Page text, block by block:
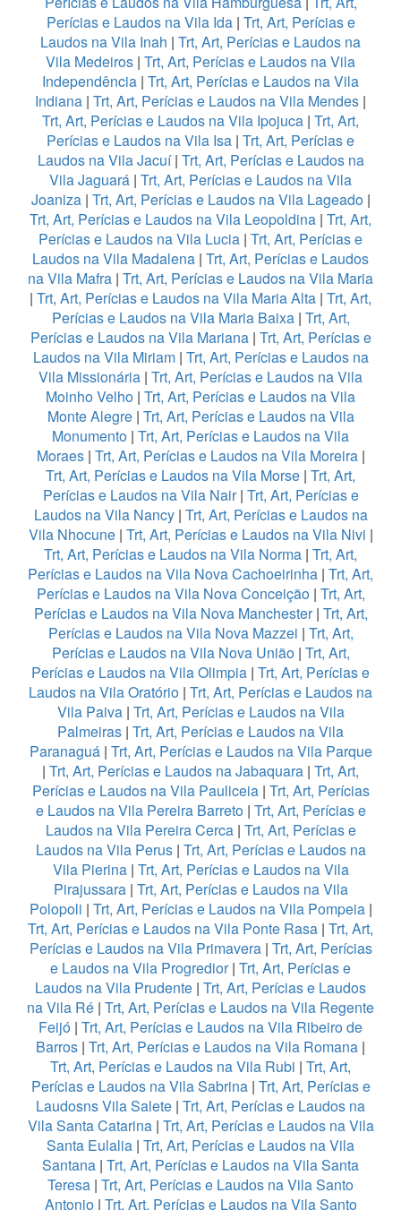
Perícias e Laudos na Vila Ida| Trt, Art, Perícias e
Laudos na Vila Inah | Trt, Art, Perícias e Laudos na
Vila Medeiros | Trt, Art, Perícias e Laudos na Vila
Independência | Trt, Art, Perícias e Laudos na Vila
Indiana | Trt, Art, Perícias e Laudos na Vila Mendes |
Trt, Art, Perícias e Laudos na Vila Ipojuca | Trt, Art,
Perícias e Laudos na Vila Isa | Trt, Art, Perícias e
Laudos na Vila Jacuí| Trt, Art, Perícias e Laudos na
Vila Jaguará | Trt, Art, Perícias e Laudos na Vila
Joaniza| Trt, Art, Perícias e Laudos na Vila Lageado|
Trt, Art, Perícias e Laudos na Vila Leopoldina | Trt, Art,
Perícias e Laudos na Vila Lucia | Trt, Art, Perícias e
Laudos na Vila Madalena | Trt, Art, Perícias e Laudos
na Vila Mafra | Trt, Art, Perícias e Laudos na Vila Maria
| Trt, Art, Perícias e Laudos na Vila Maria Alta | Trt, Art,
Perícias e Laudos na Vila Maria Baixa| Trt, Art,
Perícias e Laudos na Vila Mariana| Trt, Art, Perícias e
Laudos na Vila Miriam| Trt, Art, Perícias e Laudos na
Vila Missionária | Trt, Art, Perícias e Laudos na Vila
Moinho Velho | Trt, Art, Perícias e Laudos na Vila
Monte Alegre| Trt, Art, Perícias e Laudos na Vila
Monumento | Trt, Art, Perícias e Laudos na Vila
Moraes| Trt, Art, Perícias e Laudos na Vila Moreira|
Trt, Art, Perícias e Laudos na Vila Morse | Trt, Art,
Perícias e Laudos na Vila Nair| Trt, Art, Perícias e
Laudos na Vila Nancy| Trt, Art, Perícias e Laudos na
Vila Nhocune| Trt, Art, Perícias e Laudos na Vila Nivi |
Trt, Art, Perícias e Laudos na Vila Norma | Trt, Art,
Perícias e Laudos na Vila Nova Cachoeirinha | Trt, Art,
Perícias e Laudos na Vila Nova Conceição| Trt, Art,
Perícias e Laudos na Vila Nova Manchester| Trt, Art,
Perícias e Laudos na Vila Nova Mazzei | Trt, Art,
Perícias e Laudos na Vila Nova União| Trt, Art,
Perícias e Laudos na Vila Olimpia | Trt, Art, Perícias e
Laudos na Vila Oratório | Trt, Art, Perícias e Laudos na
Vila Paiva| Trt, Art, Perícias e Laudos na Vila
Palmeiras | Trt, Art, Perícias e Laudos na Vila
Paranaguá| Trt, Art, Perícias e Laudos na Vila Parque
| Trt, Art, Perícias e Laudos na Jabaquara | Trt, Art,
Perícias e Laudos na Vila Pauliceia| Trt, Art, Perícias
e Laudos na Vila Pereira Barreto| Trt, Art, Perícias e
Laudos na Vila Pereira Cerca| Trt, Art, Perícias e
Laudos na Vila Perus| Trt, Art, Perícias e Laudos na
Vila Pierina| Trt, Art, Perícias e Laudos na Vila
Pirajussara| Trt, Art, Perícias e Laudos na Vila
Polopoli | Trt, Art, Perícias e Laudos na Vila Pompeia|
Trt, Art, Perícias e Laudos na Vila Ponte Rasa | Trt, Art,
Perícias e Laudos na Vila Primavera| Trt, Art, Perícias
e Laudos na Vila Progredior| Trt, Art, Perícias e
Laudos na Vila Prudente | Trt, Art, Perícias e Laudos
na Vila Ré | Trt, Art, Perícias e Laudos na Vila Regente
Feijó | Trt, Art, Perícias e Laudos na Vila Ribeiro de
Barros | Trt, Art, Perícias e Laudos na Vila Romana |
Trt, Art, Perícias e Laudos na Vila Rubi | Trt, Art,
Perícias e Laudos na Vila Sabrina| Trt, Art, Perícias e
Laudosns Vila Salete | Trt, Art, Perícias e Laudos na
Vila Santa Catarina| Trt, Art, Perícias e Laudos na Vila
Santa Eulalia | Trt, Art, Perícias e Laudos na Vila
Santana | Trt, Art, Perícias e Laudos na Vila Santa
Teresa | Trt, Art, Perícias e Laudos na Vila Santo
Antonio| Trt, Art, Perícias e Laudos na Vila Santo